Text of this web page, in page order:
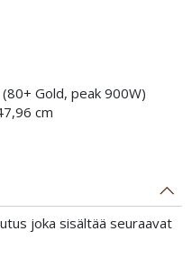
Gold, peak 900W)
cm
joka sisältää seuraavat